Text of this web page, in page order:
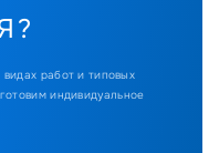
работ и типовых
индивидуальное